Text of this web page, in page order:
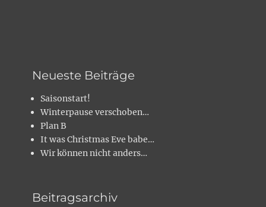
Neueste Beiträge
Saisonstart!
Winterpause verschoben…
Plan B
It was Christmas Eve babe…
Wir können nicht anders…
Beitragsarchiv